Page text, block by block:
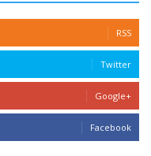
RSS
Twitter
Google+
Facebook